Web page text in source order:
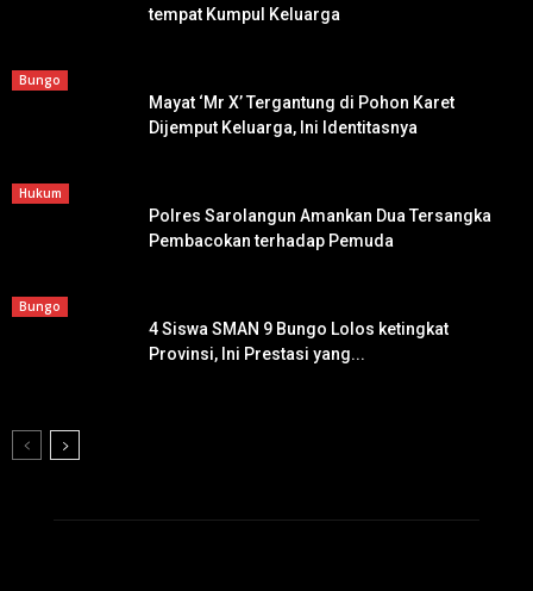
tempat Kumpul Keluarga
Bungo
Mayat ‘Mr X’ Tergantung di Pohon Karet
Dijemput Keluarga, Ini Identitasnya
Hukum
Polres Sarolangun Amankan Dua Tersangka
Pembacokan terhadap Pemuda
Bungo
4 Siswa SMAN 9 Bungo Lolos ketingkat
Provinsi, Ini Prestasi yang...